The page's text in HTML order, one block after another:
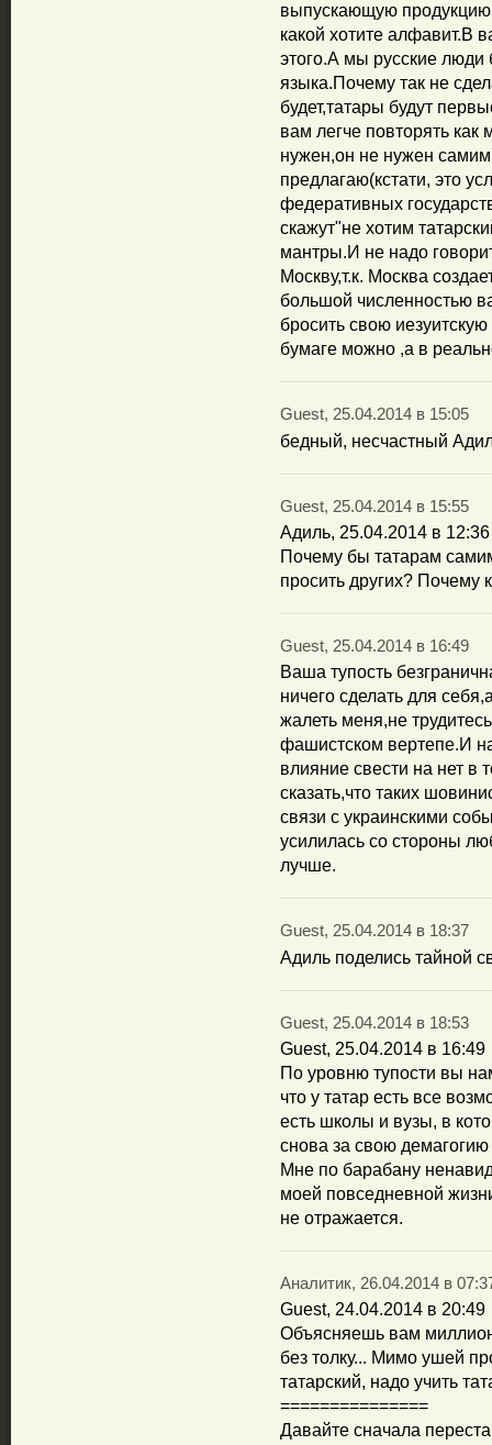
выпускающую продукцию
какой хотите алфавит.В
этого.А мы русские люди
языка.Почему так не
будет,татары будут
вам легче повторять как
нужен,он не нужен самим
предлагаю(кстати, это
федеративных
скажут"не хотим
мантры.И не надо
Москву,т.к. Москва
большой численностью
бросить свою
бумаге можно ,а в
Guest, 25.04.2014 в 15:05
бедный, несчастный
Guest, 25.04.2014 в 15:55
Адиль, 25.04.2014 в 12:36
Почему бы татарам
просить других? Почему
Guest, 25.04.2014 в 16:49
Ваша тупость
ничего сделать для
жалеть меня,не
фашистском вертепе.И
влияние свести на нет в
сказать,что таких
связи с украинскими
усилилась со стороны
лучше.
Guest, 25.04.2014 в 18:37
Адиль поделись тайной
Guest, 25.04.2014 в 18:53
Guest, 25.04.2014 в 16:49
По уровню тупости вы
что у татар есть все
есть школы и вузы, в
снова за свою
Мне по барабану
моей повседневной
не отражается.
Аналитик, 26.04.2014 в
Guest, 24.04.2014 в 20:49
Объясняешь вам
без толку... Мимо ушей
татарский, надо учить
===============
Давайте сначала